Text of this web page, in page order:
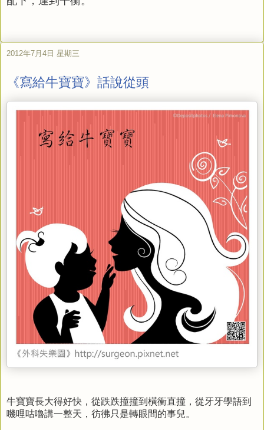
2012年7月4日 星期三
《寫給牛寶寶》話說從頭
牛寶寶長大得好快，從跌跌撞撞到橫衝直撞，從牙牙學語到
嘰哩咕嚕講一整天，彷彿只是轉眼間的事兒。